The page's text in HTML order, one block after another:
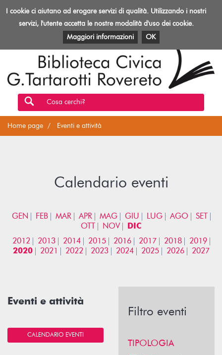
Toggle
Biblioteca
Rovereto
EVENTI E ATTIVITÀ PATRIMONIO E RISORSE
Cosa cerchi?
Home page Eventi e attività
Calendario eventi
GEN FEB MAR APR MAG GIU LUG AGO
SET
OTT
NOV
DIC
2012
2013 2014 2015 2016 2017 2018
2019
2020
2021 2022 2023 2024 2025 2026 2027
Eventi e attività
CALENDARIO EVENTI
Filtro eventi
TIPOLOGIA
I cookie ci aiutano ad erogare servizi di qualità. Utilizzando i nostri
servizi, l'utente accetta le nostre modalità d'uso dei cookie.
Maggiori informazioni
OK